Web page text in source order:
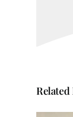
Related